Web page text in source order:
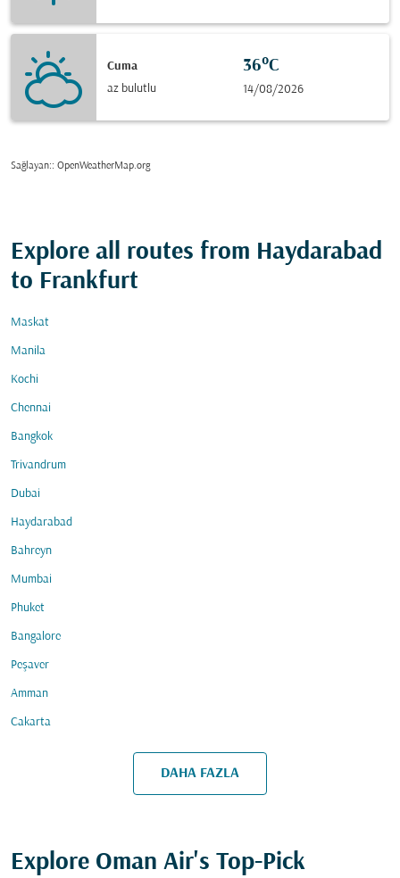
Cuma
az bulutlu
36°C
14/08/2026
Sağlayan:: OpenWeatherMap.org
Explore all routes from Haydarabad
to Frankfurt
Maskat
Manila
Kochi
Chennai
Bangkok
Trivandrum
Dubai
Haydarabad
Bahreyn
Mumbai
Phuket
Bangalore
Peşaver
Amman
Cakarta
DAHA FAZLA
Explore Oman Air's Top-Pick